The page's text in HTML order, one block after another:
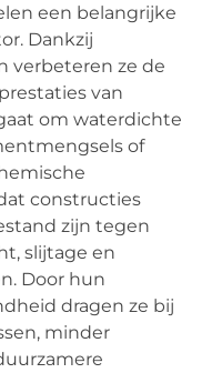
een belangrijke
Dankzij
verbeteren ze de
van
om waterdichte
of
constructies
zijn tegen
slijtage en
Door hun
dragen ze bij
minder